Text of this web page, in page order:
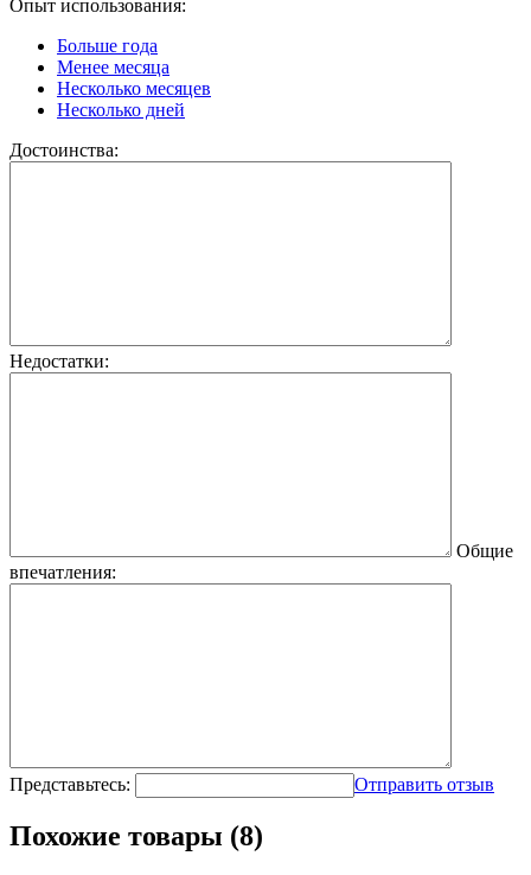
Опыт использования:
Больше года
Менее месяца
Несколько месяцев
Несколько дней
Достоинства:
Недостатки:
Общие
впечатления:
Представьтесь: Отправить отзыв
Похожие товары (8)